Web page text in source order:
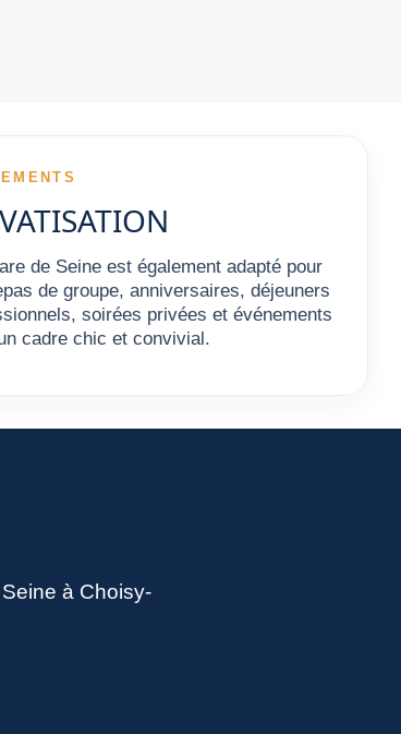
de Seine est également adapté pour
de groupe, anniversaires, déjeuners
soirées privées et événements
cadre chic et convivial.
à Choisy-